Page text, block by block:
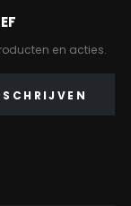
en acties.